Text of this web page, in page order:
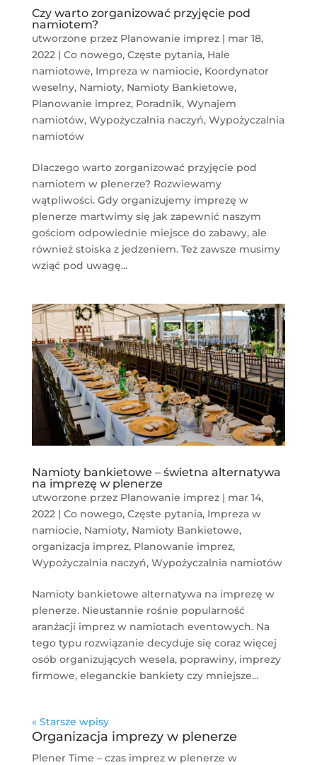
Czy warto zorganizować przyjęcie pod
namiotem?
utworzone przez Planowanie imprez| mar 18,
2022| Co nowego, Częste pytania, Hale
namiotowe, Impreza w namiocie, Koordynator
weselny, Namioty, Namioty Bankietowe,
Planowanie imprez, Poradnik, Wynajem
namiotów, Wypożyczalnia naczyń, Wypożyczalnia
namiotów
Dlaczego warto zorganizować przyjęcie pod
namiotem w plenerze? Rozwiewamy
wątpliwości. Gdy organizujemy imprezę w
plenerze martwimy się jak zapewnić naszym
gościom odpowiednie miejsce do zabawy, ale
również stoiska z jedzeniem. Też zawsze musimy
wziąć pod uwagę...
Namioty bankietowe – świetna alternatywa
na imprezę w plenerze
utworzone przez Planowanie imprez| mar 14,
2022| Co nowego, Częste pytania, Impreza w
namiocie, Namioty, Namioty Bankietowe,
organizacja imprez, Planowanie imprez,
Wypożyczalnia naczyń, Wypożyczalnia namiotów
Namioty bankietowe alternatywa na imprezę w
plenerze. Nieustannie rośnie popularność
aranżacji imprez w namiotach eventowych. Na
tego typu rozwiązanie decyduje się coraz więcej
osób organizujących wesela, poprawiny, imprezy
firmowe, eleganckie bankiety czy mniejsze...
« Starsze wpisy
Organizacja imprezy w plenerze
Plener Time – czas imprez w plenerze w